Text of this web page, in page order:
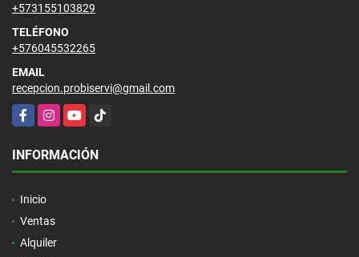
+573155103829
TELÉFONO
+576045532265
EMAIL
recepcion.probiservi@gmail.com
FacebookInstagramYouTubeTikTok
INFORMACIÓN
Inicio
Ventas
Alquiler